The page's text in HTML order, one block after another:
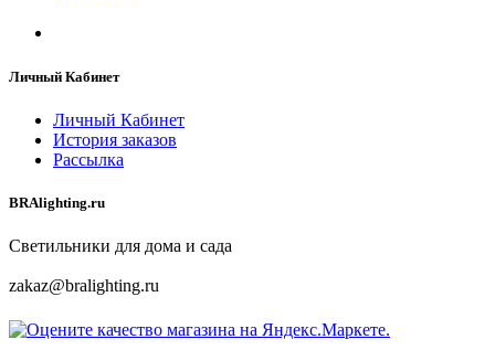
Личный Кабинет
Личный Кабинет
История заказов
Рассылка
BRAlighting.ru
Светильники для дома и сада
zakaz@bralighting.ru